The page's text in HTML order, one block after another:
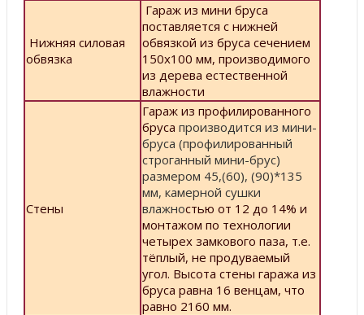
Нижняя силовая
обвязка
Гараж из мини бруса
поставляется с нижней
обвязкой из бруса сечением
150х100 мм, производимого
из дерева естественной
влажности
Стены
Гараж из профилированного
бруса производится из мини-
бруса (профилированный
строганный мини-брус)
размером 45,(60), (90)*135
мм, камерной сушки
влажностью от 12 до 14% и
монтажом по технологии
четырех замкового паза, т.е.
тёплый, не продуваемый
угол. Высота стены гаража из
бруса равна 16 венцам, что
равно 2160 мм.